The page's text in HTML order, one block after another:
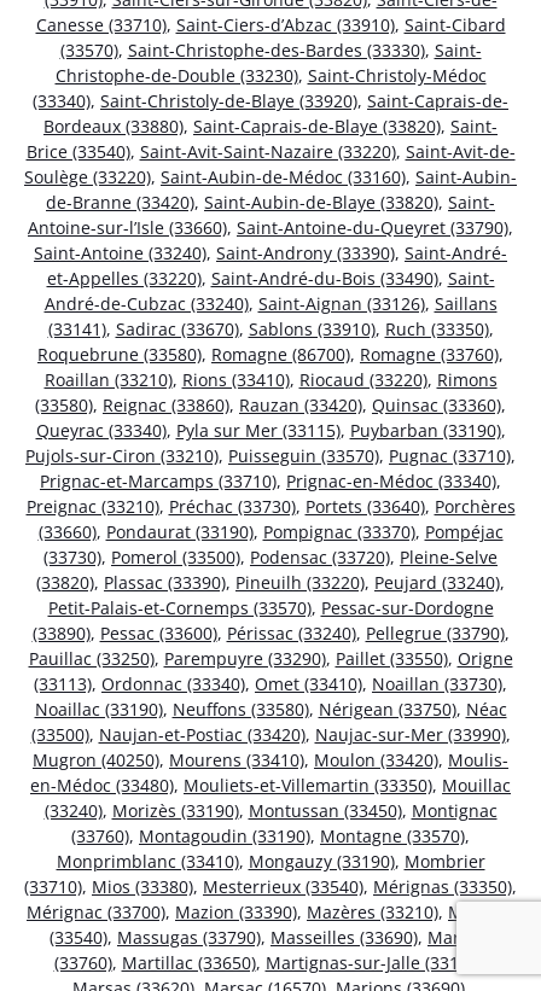
Canesse (33710), Saint-Ciers-d’Abzac (33910), Saint-Cibard
(33570), Saint-Christophe-des-Bardes (33330), Saint-
Christophe-de-Double (33230), Saint-Christoly-Médoc
(33340), Saint-Christoly-de-Blaye (33920), Saint-Caprais-de-
Bordeaux (33880), Saint-Caprais-de-Blaye (33820), Saint-
Brice (33540), Saint-Avit-Saint-Nazaire (33220), Saint-Avit-de-
Soulège (33220), Saint-Aubin-de-Médoc (33160), Saint-Aubin-
de-Branne (33420), Saint-Aubin-de-Blaye (33820), Saint-
Antoine-sur-l’Isle (33660), Saint-Antoine-du-Queyret (33790),
Saint-Antoine (33240), Saint-Androny (33390), Saint-André-
et-Appelles (33220), Saint-André-du-Bois (33490), Saint-
André-de-Cubzac (33240), Saint-Aignan (33126), Saillans
(33141), Sadirac (33670), Sablons (33910), Ruch (33350),
Roquebrune (33580), Romagne (86700), Romagne (33760),
Roaillan (33210), Rions (33410), Riocaud (33220), Rimons
(33580), Reignac (33860), Rauzan (33420), Quinsac (33360),
Queyrac (33340), Pyla sur Mer (33115), Puybarban (33190),
Pujols-sur-Ciron (33210), Puisseguin (33570), Pugnac (33710),
Prignac-et-Marcamps (33710), Prignac-en-Médoc (33340),
Preignac (33210), Préchac (33730), Portets (33640), Porchères
(33660), Pondaurat (33190), Pompignac (33370), Pompéjac
(33730), Pomerol (33500), Podensac (33720), Pleine-Selve
(33820), Plassac (33390), Pineuilh (33220), Peujard (33240),
Petit-Palais-et-Cornemps (33570), Pessac-sur-Dordogne
(33890), Pessac (33600), Périssac (33240), Pellegrue (33790),
Pauillac (33250), Parempuyre (33290), Paillet (33550), Origne
(33113), Ordonnac (33340), Omet (33410), Noaillan (33730),
Noaillac (33190), Neuffons (33580), Nérigean (33750), Néac
(33500), Naujan-et-Postiac (33420), Naujac-sur-Mer (33990),
Mugron (40250), Mourens (33410), Moulon (33420), Moulis-
en-Médoc (33480), Mouliets-et-Villemartin (33350), Mouillac
(33240), Morizès (33190), Montussan (33450), Montignac
(33760), Montagoudin (33190), Montagne (33570),
Monprimblanc (33410), Mongauzy (33190), Mombrier
(33710), Mios (33380), Mesterrieux (33540), Mérignas (33350),
Mérignac (33700), Mazion (33390), Mazères (33210), Mauriac
(33540), Massugas (33790), Masseilles (33690), Martres
(33760), Martillac (33650), Martignas-sur-Jalle (33127)